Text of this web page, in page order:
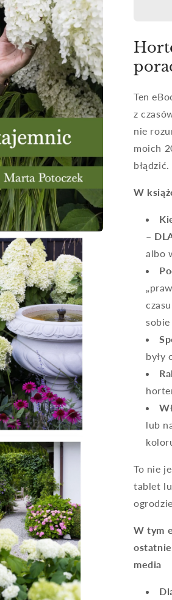
Ten
z
nie
moich
błądzić.
W
–
albo
były
lub
To nie
tablet
W tym
media